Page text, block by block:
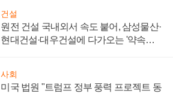
건설
원전 건설 국내외서 속도 붙어, 삼성물산·
현대건설·대우건설에 다가오는 '약속의
사회
미국 법원 "트럼프 정부 풍력 프로젝트 동